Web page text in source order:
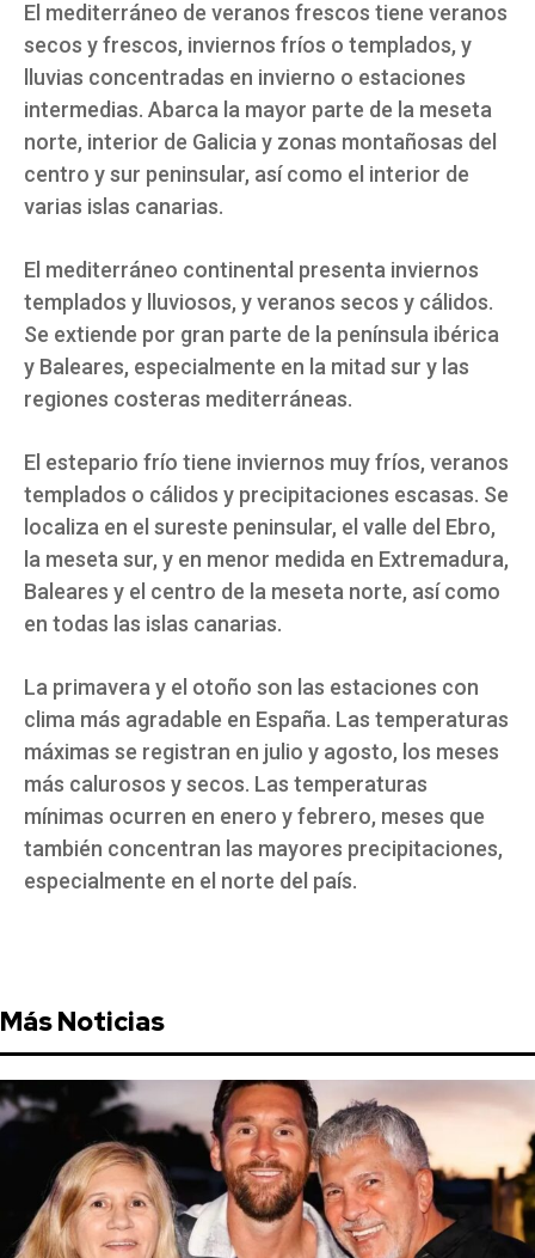
El mediterráneo de veranos frescos tiene veranos
secos y frescos, inviernos fríos o templados, y
lluvias concentradas en invierno o estaciones
intermedias. Abarca la mayor parte de la meseta
norte, interior de Galicia y zonas montañosas del
centro y sur peninsular, así como el interior de
varias islas canarias.
El mediterráneo continental presenta inviernos
templados y lluviosos, y veranos secos y cálidos.
Se extiende por gran parte de la península ibérica
y Baleares, especialmente en la mitad sur y las
regiones costeras mediterráneas.
El estepario frío tiene inviernos muy fríos, veranos
templados o cálidos y precipitaciones escasas. Se
localiza en el sureste peninsular, el valle del Ebro,
la meseta sur, y en menor medida en Extremadura,
Baleares y el centro de la meseta norte, así como
en todas las islas canarias.
La primavera y el otoño son las estaciones con
clima más agradable en España. Las temperaturas
máximas se registran en julio y agosto, los meses
más calurosos y secos. Las temperaturas
mínimas ocurren en enero y febrero, meses que
también concentran las mayores precipitaciones,
especialmente en el norte del país.
Más Noticias